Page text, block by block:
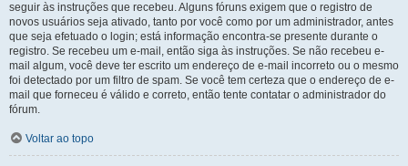
seguir às instruções que recebeu. Alguns fóruns exigem que o registro de
novos usuários seja ativado, tanto por você como por um administrador, antes
que seja efetuado o login; está informação encontra-se presente durante o
registro. Se recebeu um e-mail, então siga às instruções. Se não recebeu e-
mail algum, você deve ter escrito um endereço de e-mail incorreto ou o mesmo
foi detectado por um filtro de spam. Se você tem certeza que o endereço de e-
mail que forneceu é válido e correto, então tente contatar o administrador do
fórum.
Voltar ao topo